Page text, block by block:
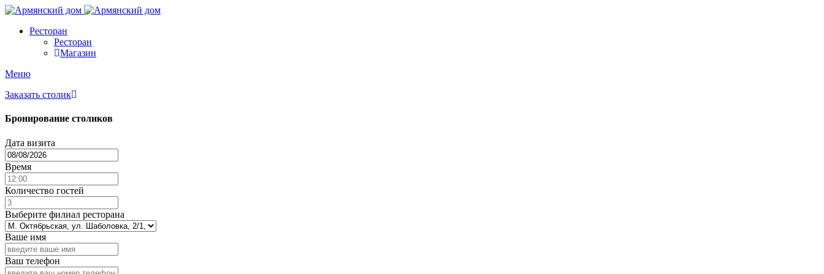
Ресторан
Ресторан
Магазин
Меню
Заказать столик
Бронирование столиков
Дата визита
Время
Количество гостей
Выберите филиал ресторана
Ваше имя
Ваш телефон